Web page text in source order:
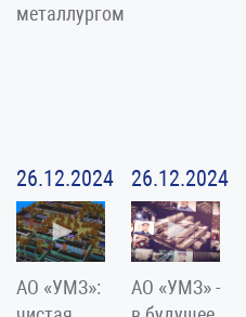
металлургом
26.12.2024
АО «УМЗ»:
26.12.2024
АО «УМЗ» -